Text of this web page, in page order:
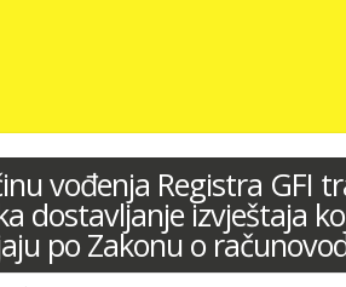
vođenja Registra GFI
dostavljanje izvještaja
po Zakonu o